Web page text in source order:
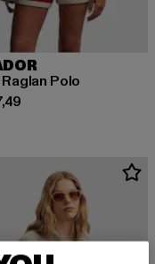
Polo
Preis: EUR 47,49